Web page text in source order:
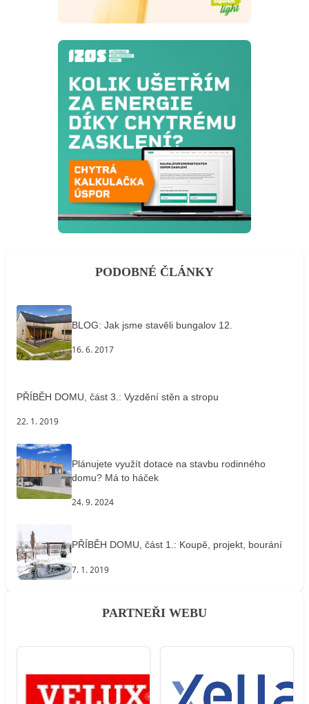
PODOBNÉ ČLÁNKY
BLOG: Jak jsme stavěli bungalov 12.
16. 6. 2017
PŘÍBĚH DOMU, část 3.: Vyzdění stěn a stropu
22. 1. 2019
Plánujete využít dotace na stavbu rodinného
domu? Má to háček
24. 9. 2024
PŘÍBĚH DOMU, část 1.: Koupě, projekt, bourání
7. 1. 2019
PARTNEŘI WEBU